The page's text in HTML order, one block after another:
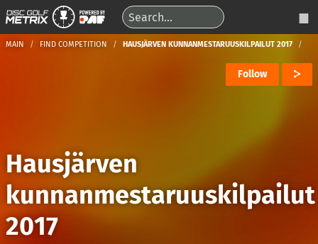
MAIN FIND COMPETITION HAUSJÄRVEN KUNNANMESTARUUSKILPAILUT 2017
Follow
Hausjärven
kunnanmestaruuskilpailut
2017